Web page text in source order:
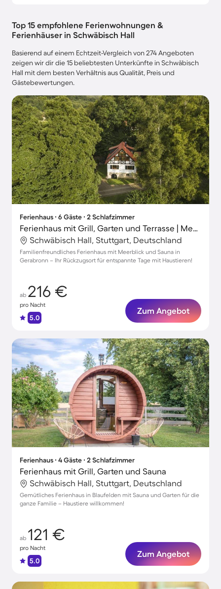
Top 15 empfohlene Ferienwohnungen &
Ferienhäuser in Schwäbisch Hall
Basierend auf einem Echtzeit-Vergleich von 274 Angeboten
zeigen wir dir die 15 beliebtesten Unterkünfte in Schwäbisch
Hall mit dem besten Verhältnis aus Qualität, Preis und
Gästebewertungen.
Ferienhaus ∙ 6 Gäste ∙ 2 Schlafzimmer
Ferienhaus mit Grill, Garten und Terrasse | Meerblick
Schwäbisch Hall, Stuttgart, Deutschland
Familienfreundliches Ferienhaus mit Meerblick und Sauna in
Gerabronn – Ihr Rückzugsort für entspannte Tage mit Haustieren!
ab 216 €
pro Nacht
5.0
Zum Angebot
Ferienhaus ∙ 4 Gäste ∙ 2 Schlafzimmer
Ferienhaus mit Grill, Garten und Sauna
Schwäbisch Hall, Stuttgart, Deutschland
Gemütliches Ferienhaus in Blaufelden mit Sauna und Garten für die
ganze Familie – Haustiere willkommen!
ab 121 €
pro Nacht
5.0
Zum Angebot